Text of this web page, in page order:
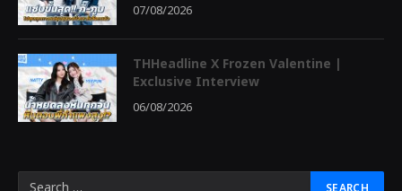
07/08/2026
THHeadline X Frozen Valentine |
Exclusive Interview
06/08/2026